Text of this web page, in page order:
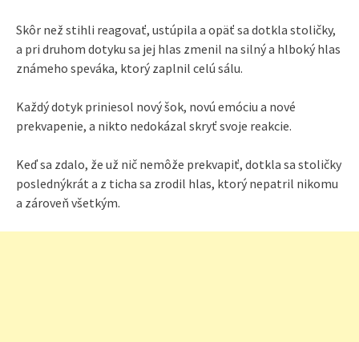
Skôr než stihli reagovať, ustúpila a opäť sa dotkla stoličky,
a pri druhom dotyku sa jej hlas zmenil na silný a hlboký hlas
známeho speváka, ktorý zaplnil celú sálu.
Každý dotyk priniesol nový šok, novú emóciu a nové
prekvapenie, a nikto nedokázal skryť svoje reakcie.
Keď sa zdalo, že už nič nemôže prekvapiť, dotkla sa stoličky
poslednýkrát a z ticha sa zrodil hlas, ktorý nepatril nikomu
a zároveň všetkým.